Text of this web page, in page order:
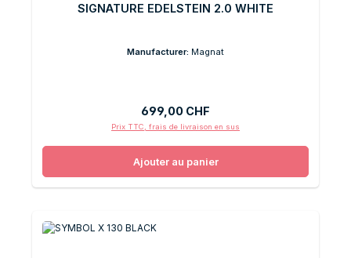
SIGNATURE EDELSTEIN 2.0 WHITE
Manufacturer: Magnat
Prix régulier :
699,00 CHF
Prix TTC, frais de livraison en sus
Ajouter au panier